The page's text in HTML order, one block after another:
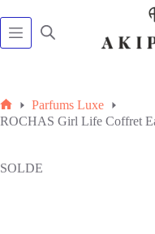
au
contenu
Accueil
Parfums Luxe
ROCHAS Girl Life Coffret
SOLDE